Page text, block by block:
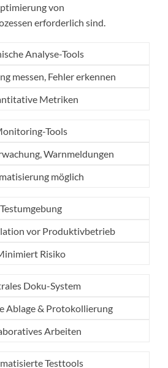
von
erforderlich sind.
Analyse-Tools
messen, Fehler erkennen
Metriken
Tools
Warnmeldungen
möglich
Testumgebung
vor Produktivbetrieb
Risiko
Doku-System
Ablage & Protokollierung
Arbeiten
Testtools